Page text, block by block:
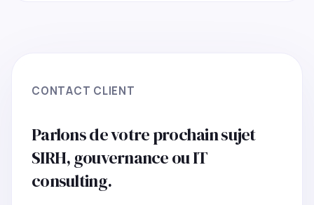
CONTACT CLIENT
Parlons de votre prochain sujet
SIRH, gouvernance ou IT
consulting.